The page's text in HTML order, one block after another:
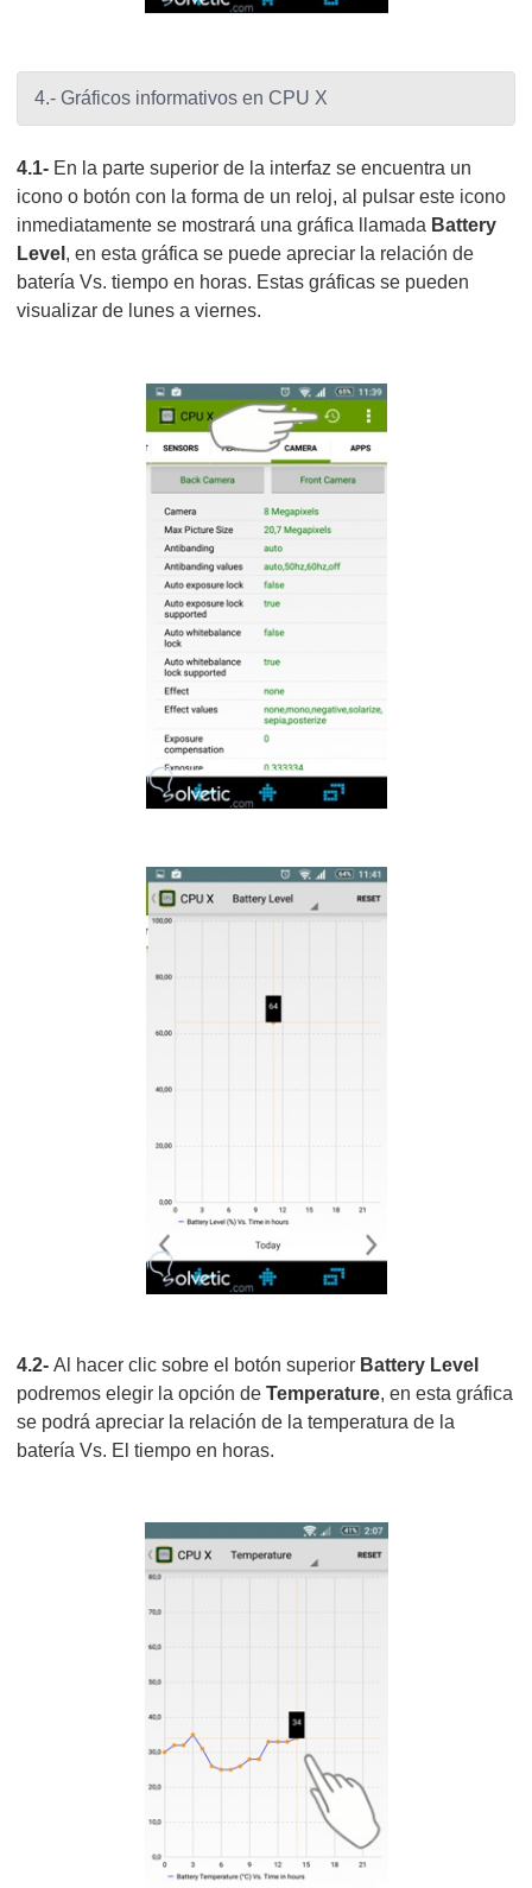
4.- Gráficos informativos en CPU X
4.1- En la parte superior de la interfaz se encuentra un
icono o botón con la forma de un reloj, al pulsar este icono
inmediatamente se mostrará una gráfica llamada Battery
Level , en esta gráfica se puede apreciar la relación de
batería Vs. tiempo en horas. Estas gráficas se pueden
visualizar de lunes a viernes.
4.2- Al hacer clic sobre el botón superior Battery Level
podremos elegir la opción de Temperature, en esta gráfica
se podrá apreciar la relación de la temperatura de la
batería Vs. El tiempo en horas.